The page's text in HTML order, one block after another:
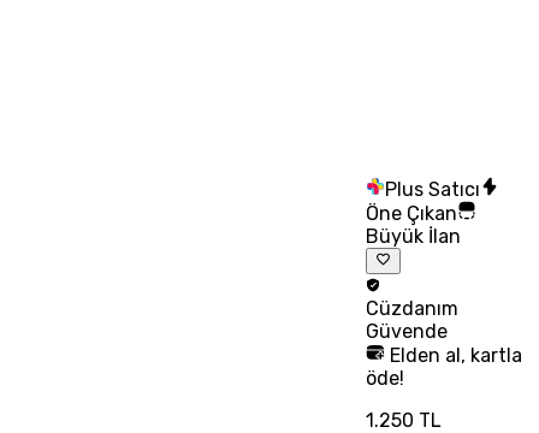
Plus Satıcı
Öne Çıkan
Büyük İlan
Cüzdanım
Güvende
Elden al, kartla
öde!
1.250 TL